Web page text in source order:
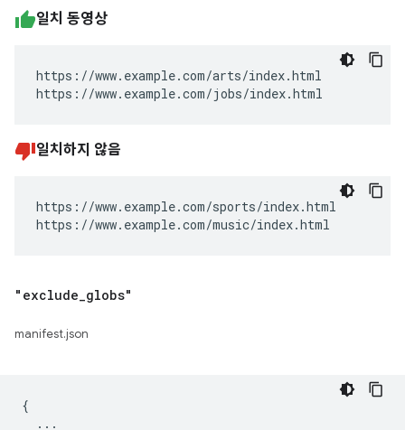
일치 동영상
https://www.example.com/arts/index.html
https://www.example.com/jobs/index.html
일치하지 않음
https://www.example.com/sports/index.html
https://www.example.com/music/index.html
"exclude globs"
manifest.json
{
  ...